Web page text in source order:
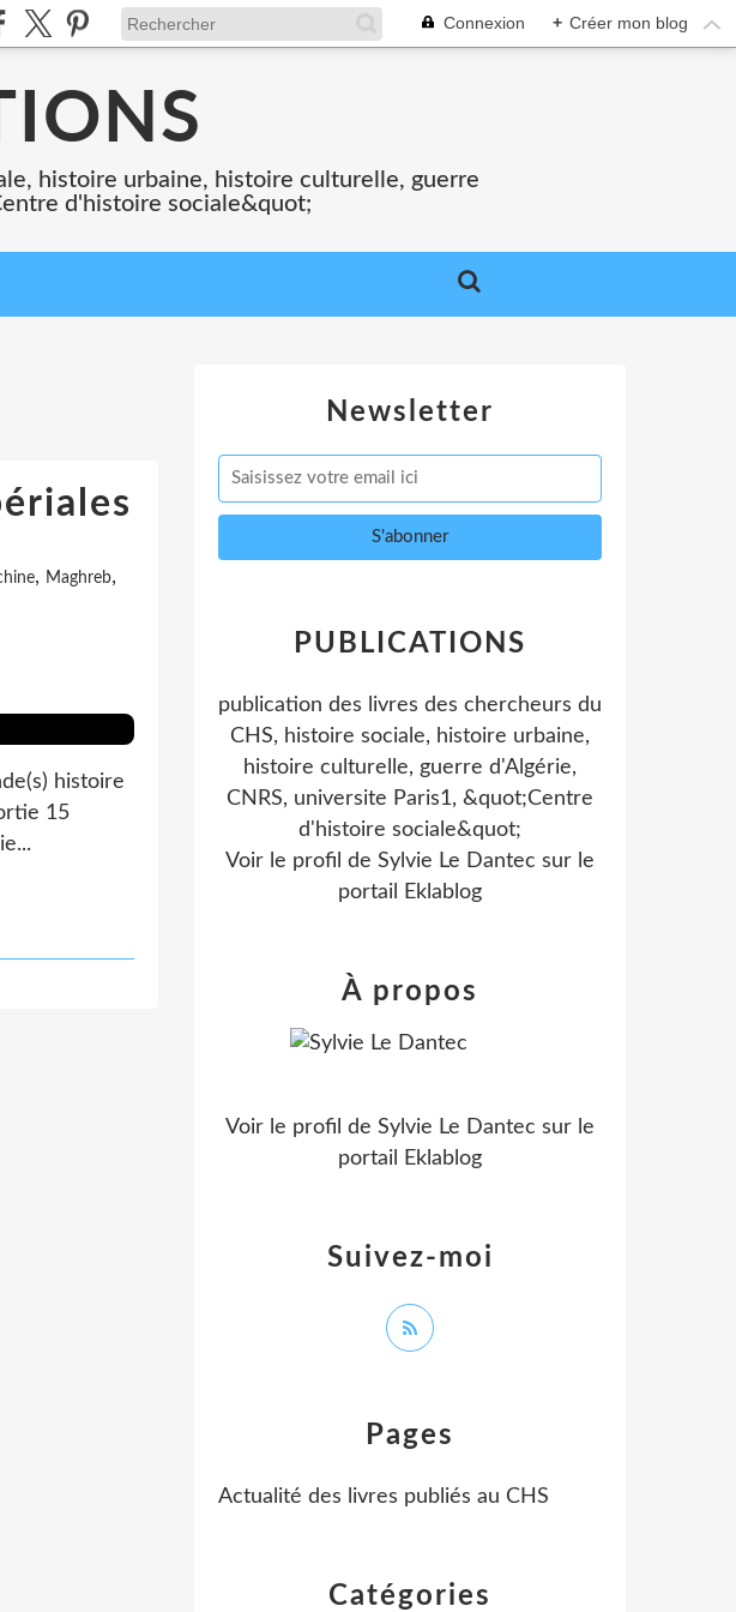
Connexion + Créer mon blog
histoire urbaine, histoire culturelle, guerre
d'histoire sociale&quot;
, Maghreb,
histoire
15
Newsletter
Catégories
Pages
Actualité des livres publiés au CHS
PUBLICATIONS
publication des livres des chercheurs du
CHS, histoire sociale, histoire urbaine,
histoire culturelle, guerre d'Algérie,
CNRS, universite Paris1, &quot;Centre
d'histoire sociale&quot;
Voir le profil de Sylvie Le Dantec sur le
portail Eklablog
Suivez-moi
À propos
Voir le profil de Sylvie Le Dantec sur le
portail Eklablog